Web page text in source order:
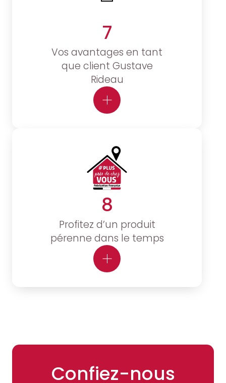
7
Vos avantages en tant
que client Gustave
Rideau
8
Profitez d’un produit
pérenne dans le temps
Confiez-nous